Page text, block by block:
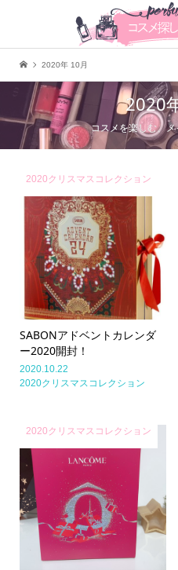
2020年 10月
2020
コスメを楽しむ、
2020クリスマスコレクション
SABONアドベントカレンダ
ー2020開封！
2020.10.22
2020クリスマスコレクション
2020クリスマスコレクション